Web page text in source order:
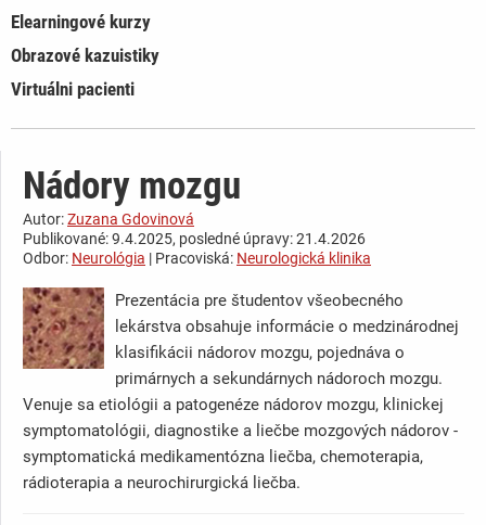
Elearningové kurzy
Obrazové kazuistiky
Virtuálni pacienti
Nádory mozgu
Autor:Zuzana Gdovinová
Publikované: 9.4.2025, posledné úpravy: 21.4.2026
Odbor: Neurológia | Pracoviská: Neurologická klinika
Prezentácia pre študentov všeobecného
lekárstva obsahuje informácie o medzinárodnej
klasifikácii nádorov mozgu, pojednáva o
primárnych a sekundárnych nádoroch mozgu.
Venuje sa etiológii a patogenéze nádorov mozgu, klinickej
symptomatológii, diagnostike a liečbe mozgových nádorov -
symptomatická medikamentózna liečba, chemoterapia,
rádioterapia a neurochirurgická liečba.